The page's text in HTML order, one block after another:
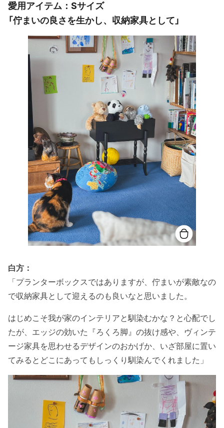
愛用アイテム：Sサイズ
「佇まいの良さを生かし、収納家具として」
白方：
「プランターボックスではありますが、佇まいが素敵なの
で収納家具として迎えるのも良いなと思いました。
はじめこそ我が家のインテリアと馴染むかな？と心配でし
たが、エッジの効いた『ろくろ脚』の抜け感や、ヴィンテ
ージ家具を思わせるデザインのおかげか、いざ部屋に置い
てみるとどこにあってもしっくり馴染んでくれました」